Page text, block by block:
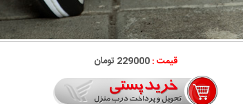
قیمت :229000 تومان